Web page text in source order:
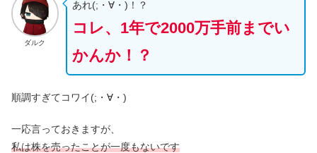
ダルク
あれ(;・∀・)！？
コレ、1年で2000万手前までい
かんか！？
順調すぎてコワイ(;・∀・)
一応言っておきますが、
私は株を売ったことが一度もないです